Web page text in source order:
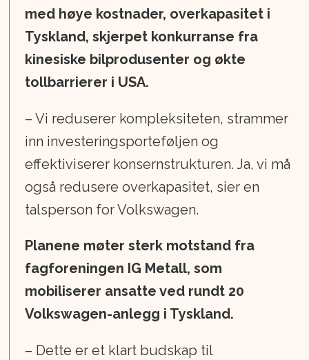
med høye kostnader, overkapasitet i
Tyskland, skjerpet konkurranse fra
kinesiske bilprodusenter og økte
tollbarrierer i USA.
– Vi reduserer kompleksiteten, strammer
inn investeringsporteføljen og
effektiviserer konsernstrukturen. Ja, vi må
også redusere overkapasitet, sier en
talsperson for Volkswagen.
Planene møter sterk motstand fra
fagforeningen IG Metall, som
mobiliserer ansatte ved rundt 20
Volkswagen-anlegg i Tyskland.
– Dette er et klart budskap til